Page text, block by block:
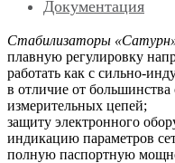
Документация
Стабилизаторы
плавную регулировку
работать как с сильно-
в отличие от большинства
измерительных цепей;
защиту электронного
индикацию параметров
полную паспортную